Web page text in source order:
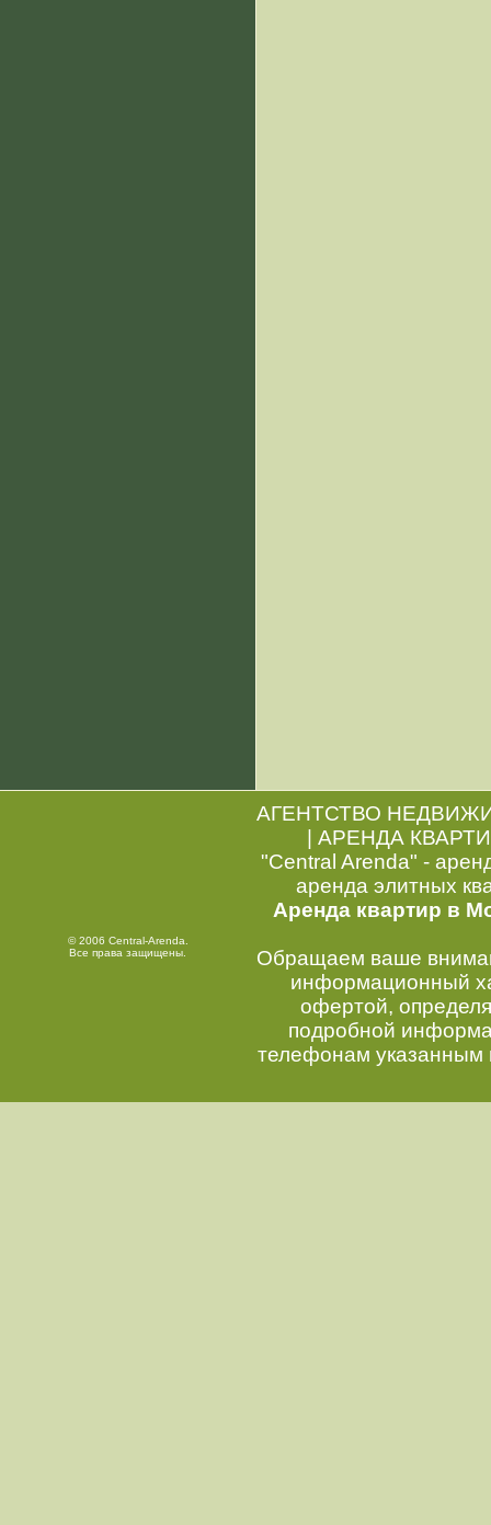
© 2006 Central-Arenda.
Все права защищены.
АГЕНТСТВО
|АРЕНДА
"Central Arenda" -
аренда элитных
Аренда квартир в
Обращаем ваше
информационный
офертой,
подробной
телефонам указанным